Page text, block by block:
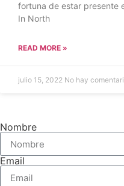
fortuna de estar presente
In North
READ MORE »
julio 15, 2022 No hay
Nombre
Email